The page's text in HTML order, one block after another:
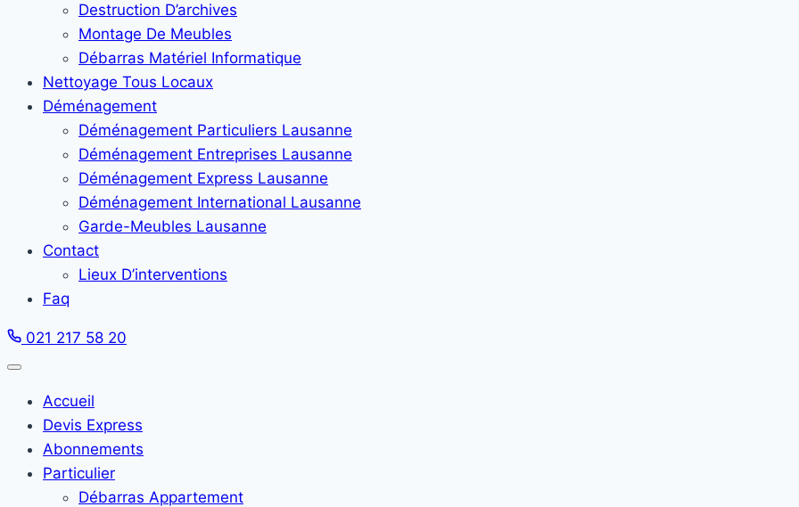
Destruction D’archives
Montage De Meubles
Débarras Matériel Informatique
Nettoyage Tous Locaux
Déménagement
Déménagement Particuliers Lausanne
Déménagement Entreprises Lausanne
Déménagement Express Lausanne
Déménagement International Lausanne
Garde-Meubles Lausanne
Contact
Lieux D’interventions
Faq
021 217 58 20
Accueil
Devis Express
Abonnements
Particulier
Débarras Appartement